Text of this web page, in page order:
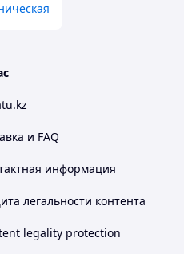
и FAQ
информация
легальности контента
legality protection